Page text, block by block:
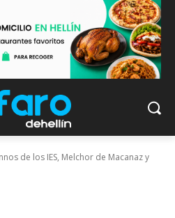
de los IES, Melchor de Macanaz y